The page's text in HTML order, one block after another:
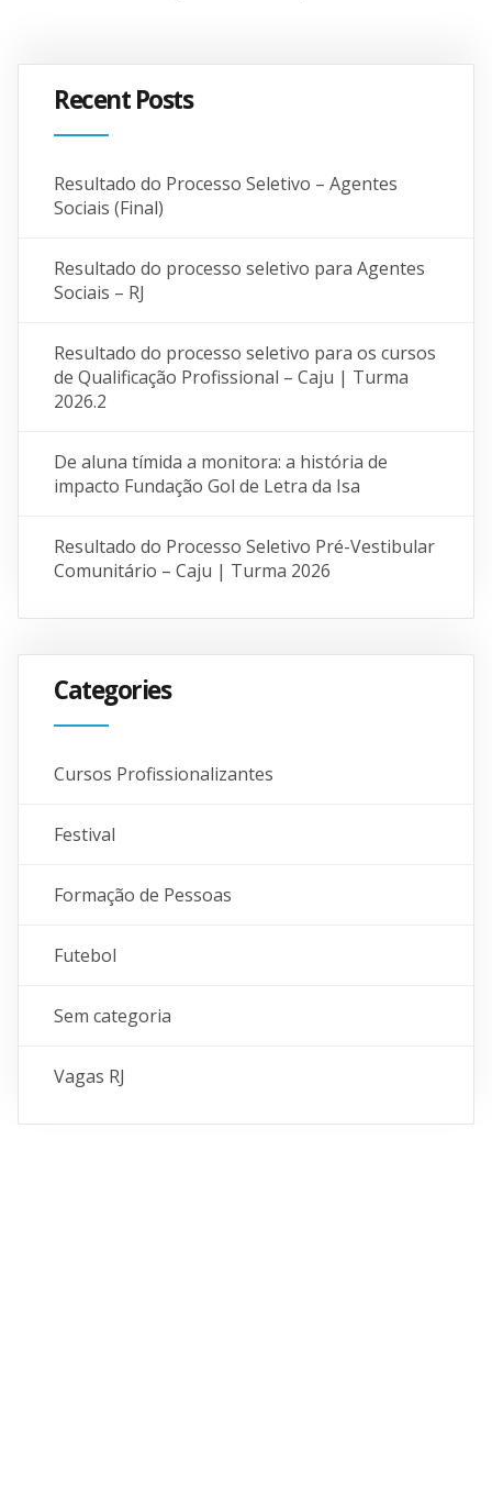
Recent Posts
Resultado do Processo Seletivo – Agentes
Sociais (Final)
Resultado do processo seletivo para Agentes
Sociais – RJ
Resultado do processo seletivo para os cursos
de Qualificação Profissional – Caju | Turma
2026.2
De aluna tímida a monitora: a história de
impacto Fundação Gol de Letra da Isa
Resultado do Processo Seletivo Pré-Vestibular
Comunitário – Caju | Turma 2026
Categories
Cursos Profissionalizantes
Festival
Formação de Pessoas
Futebol
Sem categoria
Vagas RJ